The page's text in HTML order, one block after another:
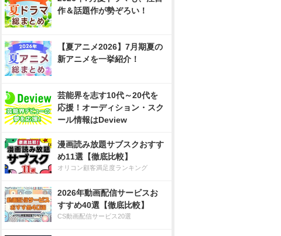
作＆話題作が勢ぞろい！
【夏アニメ2026】7月期夏の
新アニメを一挙紹介！
芸能界を志す10代～20代を
応援！オーディション・スク
ール情報はDeview
漫画読み放題サブスクおすす
め11選【徹底比較】
オリコン顧客満足度ランキング
2026年動画配信サービスお
すすめ40選【徹底比較】
CS動画配信サービス20選